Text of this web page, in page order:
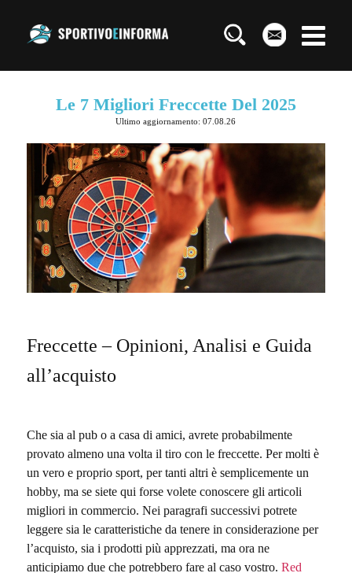
Le 7 Migliori Freccette Del 2025
Ultimo aggiornamento: 07.08.26
Freccette – Opinioni, Analisi e Guida
all’acquisto
Che sia al pub o a casa di amici, avrete probabilmente
provato almeno una volta il tiro con le freccette. Per molti è
un vero e proprio sport, per tanti altri è semplicemente un
hobby, ma se siete qui forse volete conoscere gli articoli
migliori in commercio. Nei paragrafi successivi potrete
leggere sia le caratteristiche da tenere in considerazione per
l’acquisto, sia i prodotti più apprezzati, ma ora ne
anticipiamo due che potrebbero fare al caso vostro. Red